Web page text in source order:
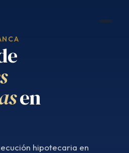
en
hipotecaria en